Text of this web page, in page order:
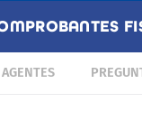
AGENTES